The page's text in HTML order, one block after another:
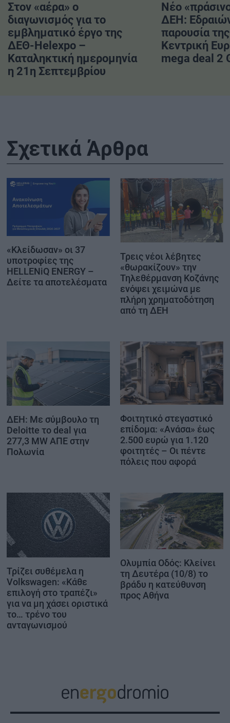
Στον «αέρα» ο
διαγωνισμός για το
εμβληματικό έργο της
ΔΕΘ-Helexpo –
Καταληκτική ημερομηνία
η 21η Σεπτεμβρίου
Νέο
ΔΕΗ:
παρουσία
Κεντρική
mega deal 2
Σχετικά Άρθρα
«Κλείδωσαν» οι 37
υποτροφίες της
HELLENiQ ENERGY –
Δείτε τα αποτελέσματα
Τρεις νέοι λέβητες
«θωρακίζουν» την
Τηλεθέρμανση Κοζάνης
ενόψει χειμώνα με
πλήρη χρηματοδότηση
από τη ΔΕΗ
ΔΕΗ: Με σύμβουλο τη
Deloitte το deal για
277,3 MW ΑΠΕ στην
Πολωνία
Φοιτητικό στεγαστικό
επίδομα: «Ανάσα» έως
2.500 ευρώ για 1.120
φοιτητές – Οι πέντε
πόλεις που αφορά
Τρίζει συθέμελα η
Volkswagen: «Κάθε
επιλογή στο τραπέζι»
για να μη χάσει οριστικά
το… τρένο του
ανταγωνισμού
Ολυμπία Οδός: Κλείνει
τη Δευτέρα (10/8) το
βράδυ η κατεύθυνση
προς Αθήνα